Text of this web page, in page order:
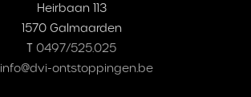
Heirbaan 113
1570 Galmaarden
T 0497/525.025
info@dvi-ontstoppingen.be